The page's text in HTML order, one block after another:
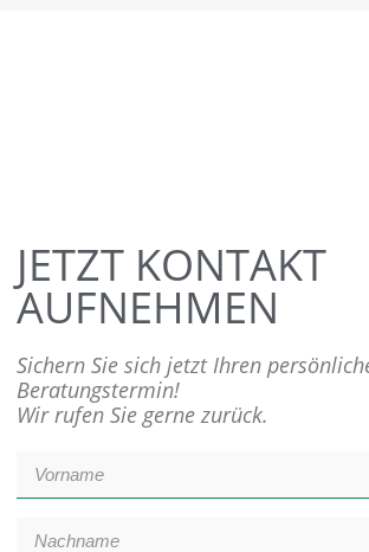
JETZT KONTAKT
AUFNEHMEN
Sichern Sie sich jetzt Ihren
Beratungstermin!
Wir rufen Sie gerne zurück.